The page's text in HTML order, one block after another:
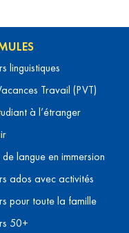
linguistiques
Travail (PVT)
à l’étranger
langue en immersion
ados avec activités
pour toute la famille
50+